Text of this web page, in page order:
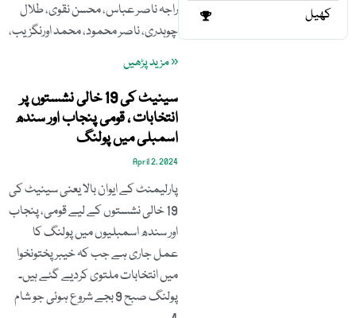
کھیل
راجہ ناصر عباس، محسن نقوی، طلال
چوہدری، ناصر محمود، محمد اورنگزیب،
« مزید پڑھیں
سینیٹ کی 19 خالی نشستوں پر
انتخابات ، قومی پنجاب اور سندھ
اسمبلی میں پولنگ
April 2, 2024
پارلیمنٹ کے ایوان بالا یعنی سینیٹ کی
19 خالی نشستوں کے لیے قومی، پنجاب
اور سندھ اسمبلیوں میں پولنگ کا
عمل جاری ہے جب کہ خیبرپختونخوا
میں انتخابات ملتوی کردیے گئے ہیں۔
پولنگ صبح 9 بجے شروع ہوئی جو شام